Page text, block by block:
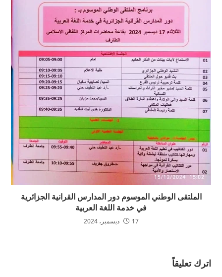
الملتقى الوطني الموسوم دور المدارس القرانية الجزائرية
في خدمة اللغة العربية
17 ديسمبر، 2024
اترك تعليقاً